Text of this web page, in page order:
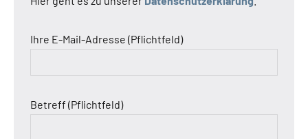
Ihre E-Mail-Adresse (Pflichtfeld)
Betreff (Pflichtfeld)